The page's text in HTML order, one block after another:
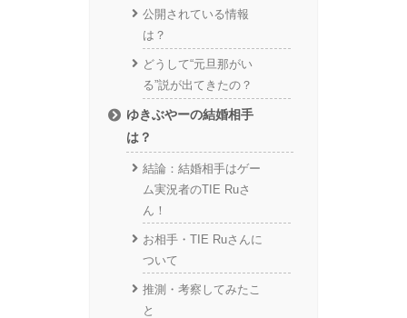
公開されている情報
は？
どうして“元旦那がい
る”説が出てきたの？
ゆきぶやーの結婚相手
は？
結論：結婚相手はゲー
ム実況者のTIE Ruさ
ん！
お相手・TIE Ruさんに
ついて
推測・考察してみたこ
と